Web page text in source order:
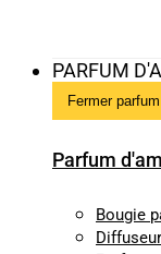
PARFUM
Fermer
Parfum
Bougie